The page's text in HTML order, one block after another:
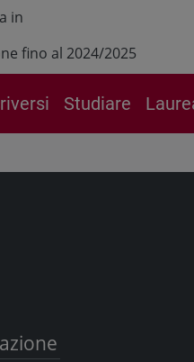
in
fino al 2024/2025
Studiare